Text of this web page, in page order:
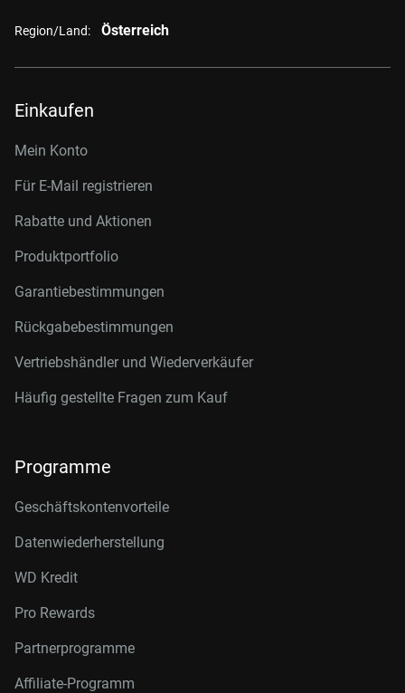
Region/Land: Österreich
Einkaufen
Mein Konto
Für E-Mail registrieren
Rabatte und Aktionen
Produktportfolio
Garantiebestimmungen
Rückgabebestimmungen
Vertriebshändler und Wiederverkäufer
Häufig gestellte Fragen zum Kauf
Programme
Geschäftskontenvorteile
Datenwiederherstellung
WD Kredit
Pro Rewards
Partnerprogramme
Affiliate-Programm